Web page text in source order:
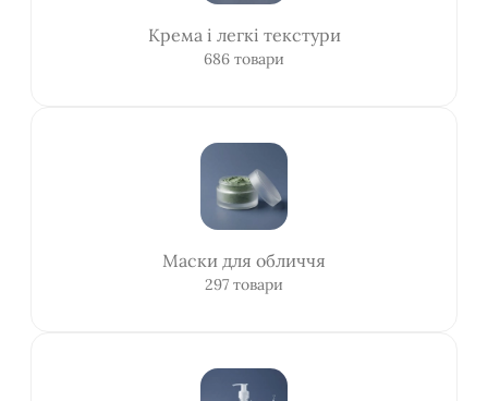
Крема і легкі текстури
686 товари
Маски для обличчя
297 товари